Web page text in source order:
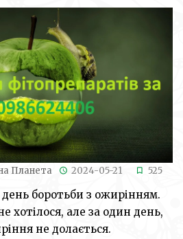
Планета 2024-05-21 525
день боротьби з ожирінням.
хотілося, але за один день,
не долається.